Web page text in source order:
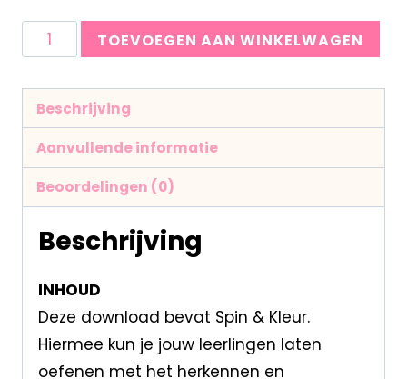
TOEVOEGEN AAN WINKELWAGEN
Beschrijving
Aanvullende informatie
Beoordelingen (0)
Beschrijving
INHOUD
Deze download bevat Spin & Kleur.
Hiermee kun je jouw leerlingen laten
oefenen met het herkennen en